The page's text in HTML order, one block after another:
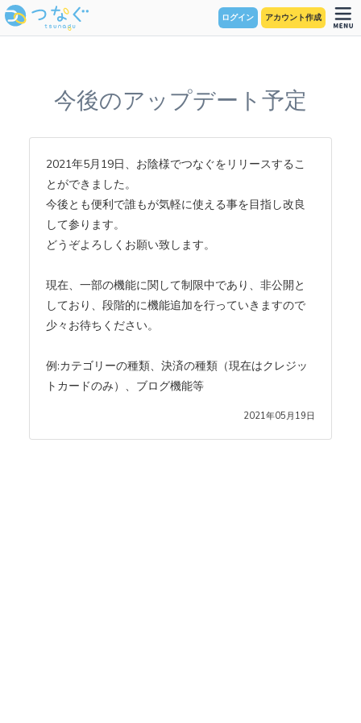
ログイン アカウント作成
今後のアップデート予定
2021年5月19日、お陰様でつなぐをリリースするこ
とができました。
今後とも便利で誰もが気軽に使える事を目指し改良
して参ります。
どうぞよろしくお願い致します。
現在、一部の機能に関して制限中であり、非公開と
しており、段階的に機能追加を行っていきますので
少々お待ちください。
例:カテゴリーの種類、決済の種類（現在はクレジッ
トカードのみ）、ブログ機能等
2021年05月19日